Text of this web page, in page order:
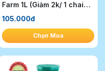
Farm 1L (Giảm 2k/ 1 chai
105.000đ
Chọn Mua